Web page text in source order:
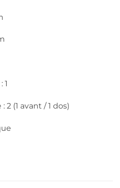
1
(1 avant / 1 dos)